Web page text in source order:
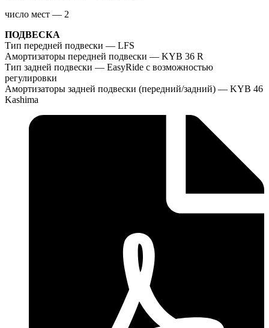
число мест — 2
ПОДВЕСКА
Тип передней подвески — LFS
Амортизаторы передней подвески — KYB 36 R
Тип задней подвески — EasyRide с возможностью
регулировки
Амортизаторы задней подвески (передний/задний) — KYB 46
Kashima